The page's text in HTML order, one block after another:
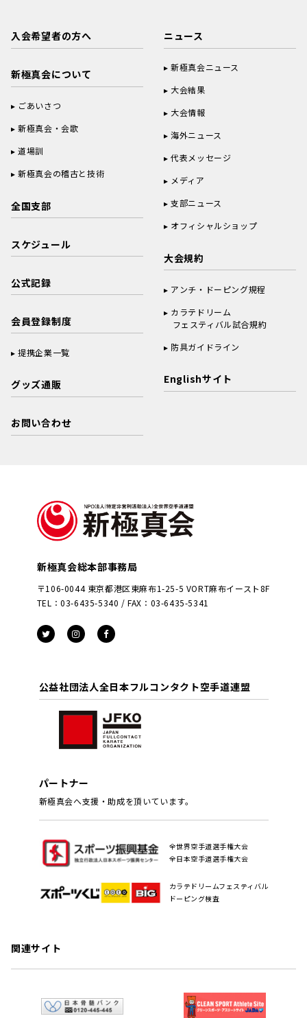
入会希望者の方へ
新極真会について
ごあいさつ
新極真会・会歌
道場訓
新極真会の稽古と技術
全国支部
スケジュール
公式記録
会員登録制度
提携企業一覧
グッズ通販
お問い合わせ
ニュース
新極真会ニュース
大会結果
大会情報
海外ニュース
代表メッセージ
メディア
支部ニュース
オフィシャルショップ
大会規約
アンチ・ドーピング規程
カラテドリーム
フェスティバル試合規約
防具ガイドライン
Englishサイト
新極真会総本部事務局
〒106-0044 東京都港区東麻布1-25-5 VORT麻布イースト8F
TEL：03-6435-5340 / FAX：03-6435-5341
公益社団法人全日本フルコンタクト空手道連盟
パートナー
新極真会へ支援・助成を頂いています。
全世界空手道選手権大会
全日本空手道選手権大会
カラテドリームフェスティバル
ドーピング検査
関連サイト